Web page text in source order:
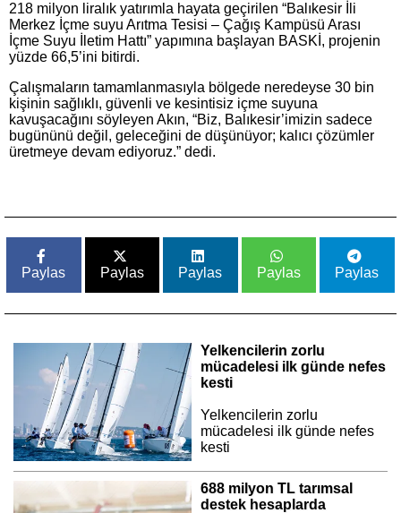
218 milyon liralık yatırımla hayata geçirilen “Balıkesir İli
Merkez İçme suyu Arıtma Tesisi – Çağış Kampüsü Arası
İçme Suyu İletim Hattı” yapımına başlayan BASKİ, projenin
yüzde 66,5’ini bitirdi.
Çalışmaların tamamlanmasıyla bölgede neredeyse 30 bin
kişinin sağlıklı, güvenli ve kesintisiz içme suyuna
kavuşacağını söyleyen Akın, “Biz, Balıkesir’imizin sadece
bugününü değil, geleceğini de düşünüyor; kalıcı çözümler
üretmeye devam ediyoruz.” dedi.
Paylas Paylas Paylas Paylas Paylas
Yelkencilerin zorlu
mücadelesi ilk günde nefes
kesti
Yelkencilerin zorlu
mücadelesi ilk günde nefes
kesti
688 milyon TL tarımsal
destek hesaplarda